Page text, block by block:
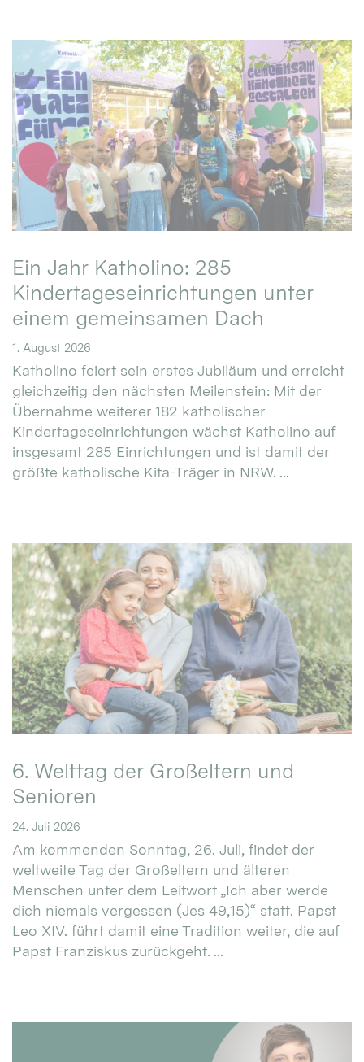
Ein Jahr Katholino: 285
Kindertageseinrichtungen unter
einem gemeinsamen Dach
1. August 2026
Katholino feiert sein erstes Jubiläum und erreicht
gleichzeitig den nächsten Meilenstein: Mit der
Übernahme weiterer 182 katholischer
Kindertageseinrichtungen wächst Katholino auf
insgesamt 285 Einrichtungen und ist damit der
größte katholische Kita-Träger in NRW. ...
6. Welttag der Großeltern und
Senioren
24. Juli 2026
Am kommenden Sonntag, 26. Juli, findet der
weltweite Tag der Großeltern und älteren
Menschen unter dem Leitwort „Ich aber werde
dich niemals vergessen (Jes 49,15)“ statt. Papst
Leo XIV. führt damit eine Tradition weiter, die auf
Papst Franziskus zurückgeht. ...